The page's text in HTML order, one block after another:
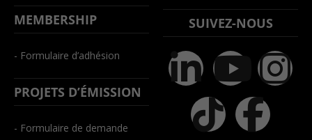
MEMBERSHIP
- Formulaire d’adhésion
PROJETS D’ÉMISSION
- Formulaire de demande
SUIVEZ-NOUS